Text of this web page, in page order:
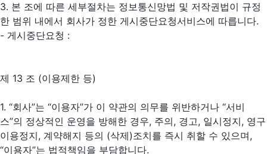
3. 본 조에 따른 세부절차는 정보통신망법 및 저작권법이 규정
한 범위 내에서 회사가 정한 게시중단요청서비스에 따릅니다.
- 게시중단요청 :
제 13 조 (이용제한 등)
1. “회사”는 “이용자”가 이 약관의 의무를 위반하거나 “서비
스”의 정상적인 운영을 방해한 경우, 주의, 경고, 일시정지, 영구
이용정지, 계약해지 등의 (삭제)조치를 즉시 취할 수 있으며,
“이용자”는 법적책임을 부담합니다.